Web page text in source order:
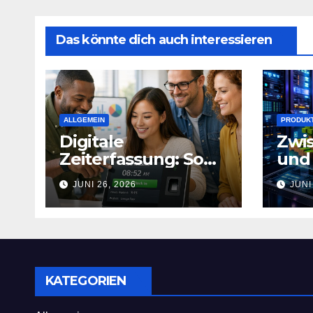
Das könnte dich auch interessieren
ALLGEMEIN
Digitale
Zeiterfassung: So
gelingt der Spagat
zwischen
Arbeitsalltag und
JUNI 26, 2026
und
KATEGORIEN